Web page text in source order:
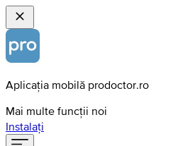
Aplicația mobilă prodoctor.ro
Mai multe funcții noi
Instalați